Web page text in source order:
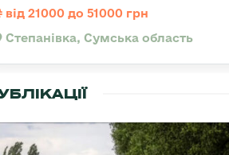
від 21000 до 51000 грн
Степанівка, Сумська область